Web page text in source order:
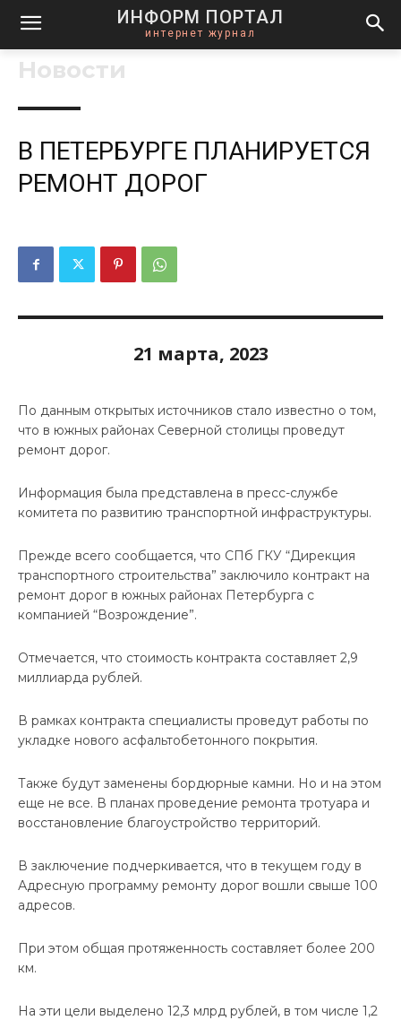
ИНФОРМ ПОРТАЛ
интернет журнал
Новости
В ПЕТЕРБУРГЕ ПЛАНИРУЕТСЯ
РЕМОНТ ДОРОГ
21 марта, 2023
По данным открытых источников стало известно о том,
что в южных районах Северной столицы проведут
ремонт дорог.
Информация была представлена в пресс-службе
комитета по развитию транспортной инфраструктуры.
Прежде всего сообщается, что СПб ГКУ “Дирекция
транспортного строительства” заключило контракт на
ремонт дорог в южных районах Петербурга с
компанией “Возрождение”.
Отмечается, что стоимость контракта составляет 2,9
миллиарда рублей.
В рамках контракта специалисты проведут работы по
укладке нового асфальтобетонного покрытия.
Также будут заменены бордюрные камни. Но и на этом
еще не все. В планах проведение ремонта тротуара и
восстановление благоустройство территорий.
В заключение подчеркивается, что в текущем году в
Адресную программу ремонту дорог вошли свыше 100
адресов.
При этом общая протяженность составляет более 200
км.
На эти цели выделено 12,3 млрд рублей, в том числе 1,2